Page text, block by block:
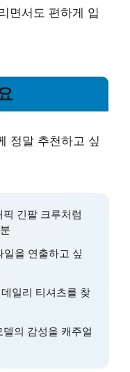
면서도 편하게 입
정말 추천하고 싶
긴팔 크루처럼
을 연출하고 싶
일리 티셔츠를 찾
의 감성을 캐주얼